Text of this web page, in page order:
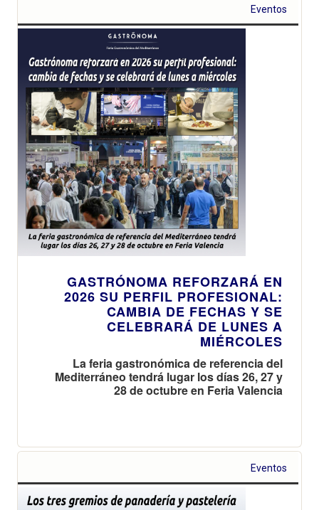
Eventos
GASTRÓNOMA REFORZARÁ EN
2026 SU PERFIL PROFESIONAL:
CAMBIA DE FECHAS Y SE
CELEBRARÁ DE LUNES A
MIÉRCOLES
La feria gastronómica de referencia del
Mediterráneo tendrá lugar los días 26, 27 y
28 de octubre en Feria Valencia
Eventos